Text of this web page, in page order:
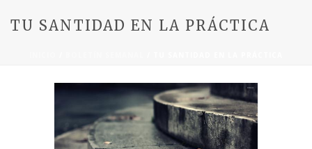
TU SANTIDAD EN LA PRÁCTICA